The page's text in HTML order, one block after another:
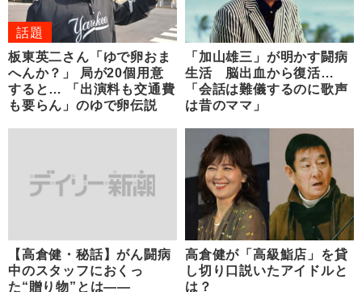
話題
板東英二さん「ゆで卵おま
へんか？」 局が20個用意
すると… 「出演料も交通費
も要らん」のゆで卵伝説
「加山雄三」が明かす闘病
生活 脳出血から復活…
「会話は難儀するのに歌声
は昔のママ」
【高倉健・秘話】がん闘病
中のスタッフにおくっ
た“贈り物”とは――
高倉健が「高級鮨店」を貸
し切り口説いたアイドルと
は？